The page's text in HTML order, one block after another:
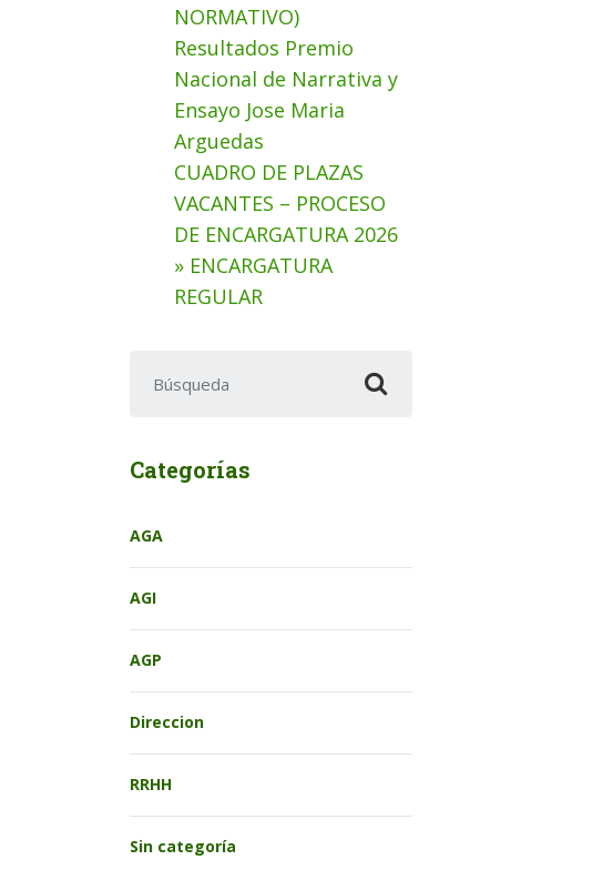
NORMATIVO)
Resultados Premio
Nacional de Narrativa y
Ensayo Jose Maria
Arguedas
CUADRO DE PLAZAS
VACANTES – PROCESO
DE ENCARGATURA 2026
» ENCARGATURA
REGULAR
Categorías
AGA
AGI
AGP
Direccion
RRHH
Sin categoría